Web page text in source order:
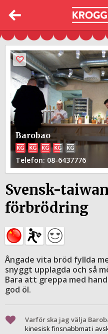
Barobao
Telefon: 08-6437776
Svensk-
förbrödring
Ångade vita bröd fyllda
snyggt upplagda och så
Bara att greppa med
god öl.
Varför ska jag välja
kinesisk finsnabbmat i